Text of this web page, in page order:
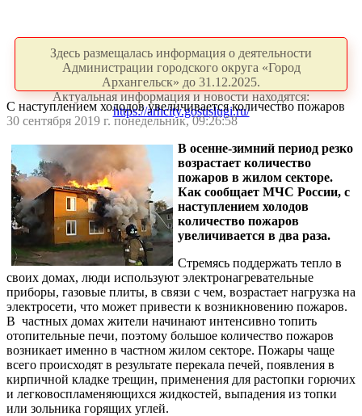
Здесь размещалась информация о деятельности
Администрации городского округа «Город
Архангельск» до 31.12.2025.
Актуальная информация и новости находятся:
https://arhcity.gosuslugi.ru/
С наступлением холодов увеличивается количество пожаров
30 сентября 2019 г. понедельник, 09:26:58
В осенне-зимний период резко
возрастает количество
пожаров в жилом секторе.
Как сообщает МЧС России, с
наступлением холодов
количество пожаров
увеличивается в два раза.
Стремясь поддержать тепло в
своих домах, люди используют электронагревательные
приборы, газовые плиты, в связи с чем, возрастает нагрузка на
электросети, что может привести к возникновению пожаров.
В частных домах жители начинают интенсивно топить
отопительные печи, поэтому большое количество пожаров
возникает именно в частном жилом секторе. Пожары чаще
всего происходят в результате перекала печей, появления в
кирпичной кладке трещин, применения для растопки горючих
и легковоспламеняющихся жидкостей, выпадения из топки
или зольника горящих углей.